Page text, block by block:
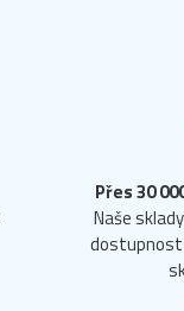
Přes 30
Naše
dostupnost